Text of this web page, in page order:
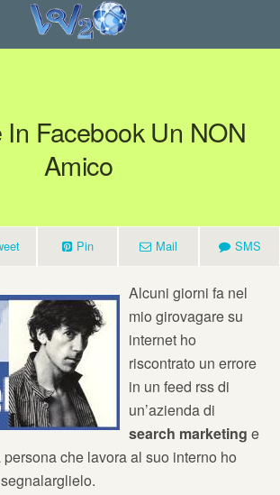
In Facebook Un NON
Amico
Pin Mail SMS
Alcuni giorni fa nel
mio girovagare su
internet ho
riscontrato un errore
in un feed rss di
un’azienda di
search marketing e
che lavora al suo interno ho